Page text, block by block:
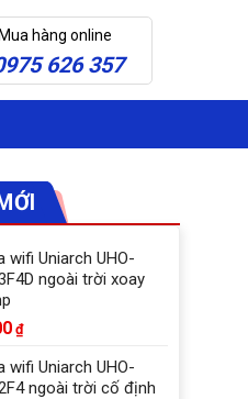
hàng online
626 357
wifi Uniarch UHO-
ngoài trời xoay
₫
wifi Uniarch UHO-
ngoài trời cố định